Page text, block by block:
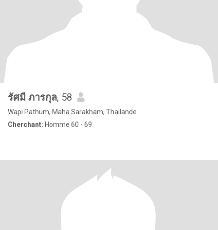
รัศมี ภารกุล, 58
Wapi Pathum, Maha Sarakham, Thailande
Cherchant: Homme 60 - 69